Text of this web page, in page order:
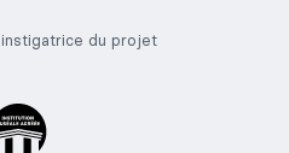
du projet